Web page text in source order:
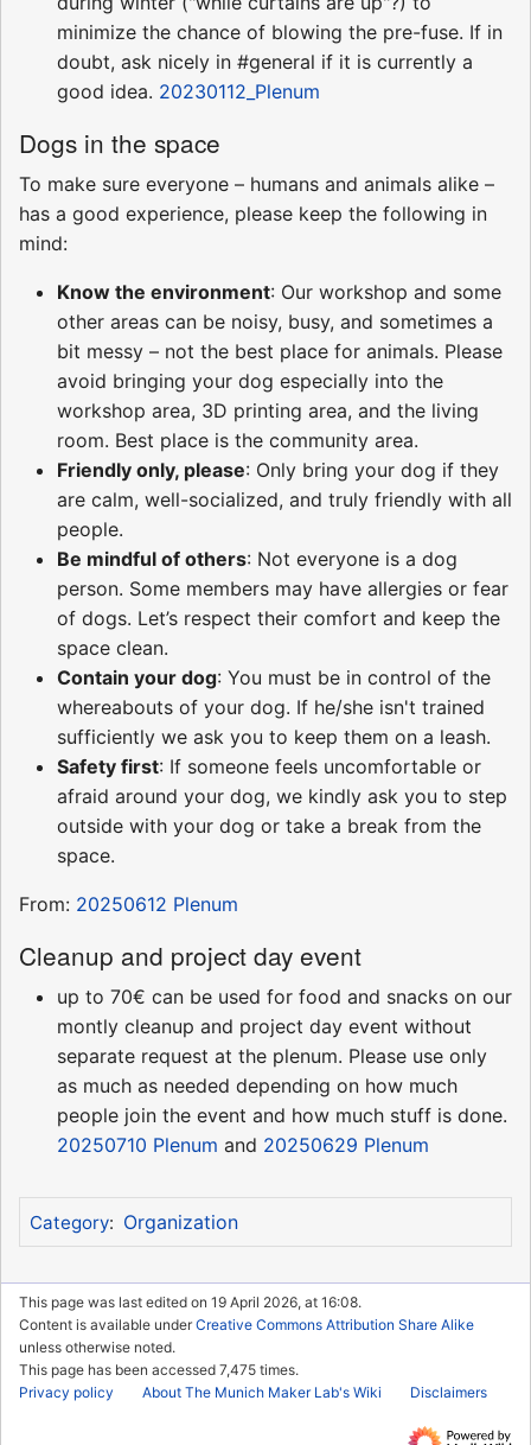
minimize the chance of blowing the pre-fuse. If in
doubt, ask nicely in #general if it is currently a
good idea. 20230112_Plenum
Dogs in the space
To make sure everyone – humans and animals alike –
has a good experience, please keep the following in
mind:
Know the environment: Our workshop and some
other areas can be noisy, busy, and sometimes a
bit messy – not the best place for animals. Please
avoid bringing your dog especially into the
workshop area, 3D printing area, and the living
room. Best place is the community area.
Friendly only, please: Only bring your dog if they
are calm, well-socialized, and truly friendly with all
people.
Be mindful of others: Not everyone is a dog
person. Some members may have allergies or fear
of dogs. Let’s respect their comfort and keep the
space clean.
Contain your dog: You must be in control of the
whereabouts of your dog. If he/she isn't trained
sufficiently we ask you to keep them on a leash.
Safety first: If someone feels uncomfortable or
afraid around your dog, we kindly ask you to step
outside with your dog or take a break from the
space.
From: 20250612 Plenum
Cleanup and project day event
up to 70€ can be used for food and snacks on our
montly cleanup and project day event without
separate request at the plenum. Please use only
as much as needed depending on how much
people join the event and how much stuff is done.
20250710 Plenum and 20250629 Plenum
Category: Organization
This page was last edited on 19 April 2026, at 16:08.
Content is available underCreative Commons Attribution Share Alike
unless otherwise noted.
This page has been accessed 7,475 times.
Privacy policy
About The Munich Maker Lab's Wiki Disclaimers